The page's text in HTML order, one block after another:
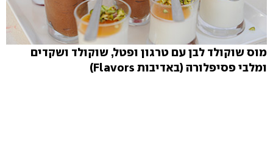
מוס שוקולד לבן עם טרגון ופטל, שוקולד ושקדים
ומלבי פסיפלורה (באדיבות Flavors)